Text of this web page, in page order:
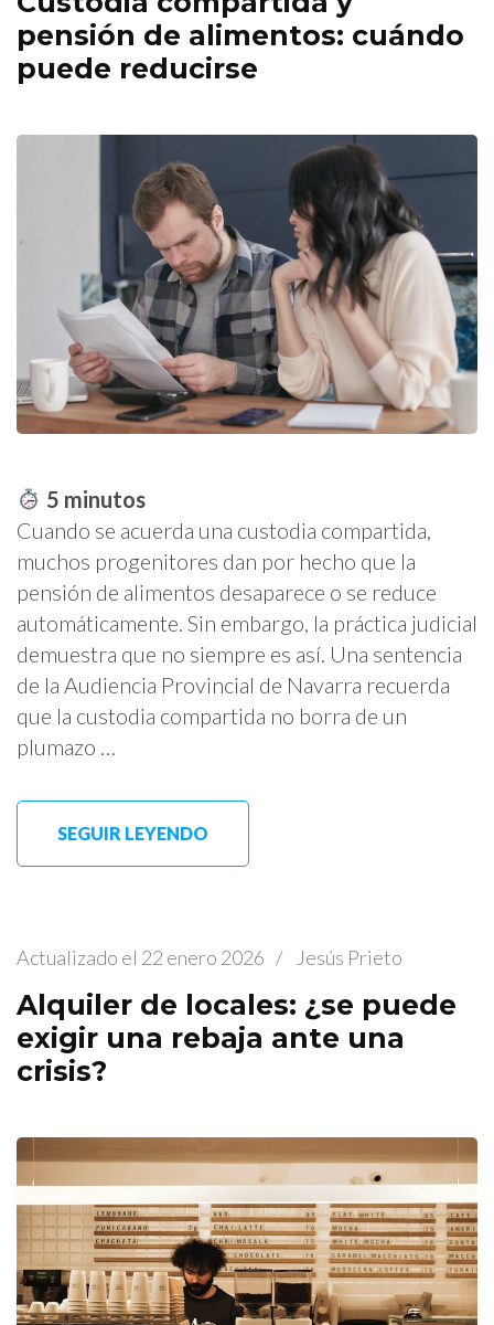
pensión de alimentos: cuándo
puede reducirse
5 minutos
Cuando se acuerda una custodia compartida,
muchos progenitores dan por hecho que la
pensión de alimentos desaparece o se reduce
automáticamente. Sin embargo, la práctica judicial
demuestra que no siempre es así. Una sentencia
de la Audiencia Provincial de Navarra recuerda
que la custodia compartida no borra de un
plumazo …
SEGUIR LEYENDO
Actualizado el 22 enero 2026 / Jesús Prieto
Alquiler de locales: ¿se puede
exigir una rebaja ante una
crisis?